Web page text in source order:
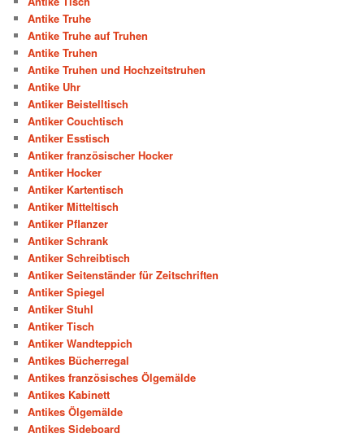
Antike Truhe
Antike Truhe auf Truhen
Antike Truhen
Antike Truhen und Hochzeitstruhen
Antike Uhr
Antiker Beistelltisch
Antiker Couchtisch
Antiker Esstisch
Antiker französischer Hocker
Antiker Hocker
Antiker Kartentisch
Antiker Mitteltisch
Antiker Pflanzer
Antiker Schrank
Antiker Schreibtisch
Antiker Seitenständer für Zeitschriften
Antiker Spiegel
Antiker Stuhl
Antiker Tisch
Antiker Wandteppich
Antikes Bücherregal
Antikes französisches Ölgemälde
Antikes Kabinett
Antikes Ölgemälde
Antikes Sideboard